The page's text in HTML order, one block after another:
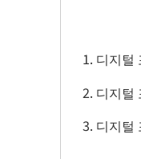
디지털
디지털
디지털